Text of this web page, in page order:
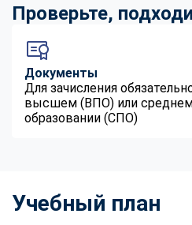
Проверьте,
Документы
Для зачисления
высшем (ВПО) или
образовании (СПО)
Учебный план